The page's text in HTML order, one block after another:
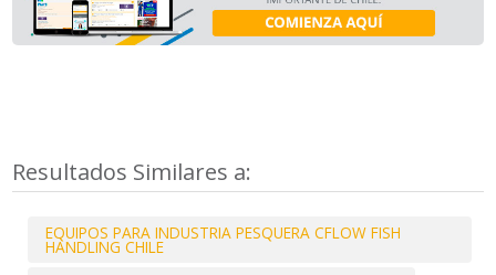
Resultados Similares a:
EQUIPOS PARA INDUSTRIA PESQUERA CFLOW FISH
HANDLING CHILE